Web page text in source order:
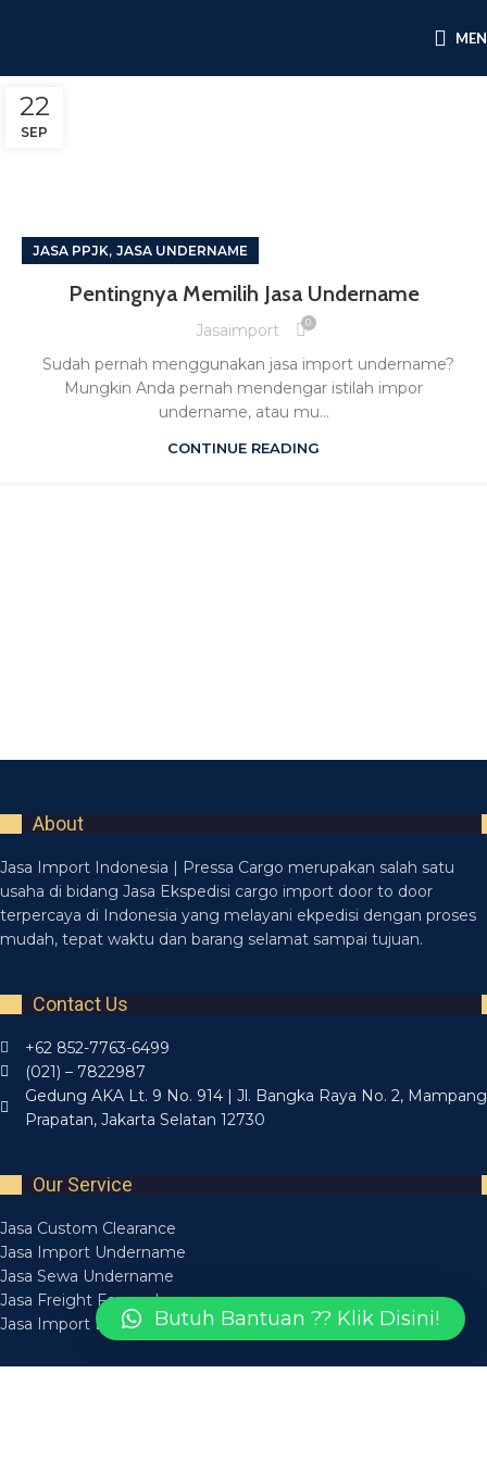
22
SEP
JASA PPJK, JASA UNDERNAME
Pentingnya Memilih Jasa Undername
Jasaimport 0
Sudah pernah menggunakan jasa import undername?
Mungkin Anda pernah mendengar istilah impor
undername, atau mu...
CONTINUE READING
About
Jasa Import Indonesia | Pressa Cargo merupakan salah satu
usaha di bidang Jasa Ekspedisi cargo import door to door
terpercaya di Indonesia yang melayani ekpedisi dengan proses
mudah, tepat waktu dan barang selamat sampai tujuan.
Contact Us
+62 852-7763-6499
(021) – 7822987
Gedung AKA Lt. 9 No. 914 | Jl. Bangka Raya No. 2, Mampang
Prapatan, Jakarta Selatan 12730
Our Service
Jasa Custom Clearance
Jasa Import Undername
Jasa Sewa Undername
Jasa Freight Forwarder
Jasa Import BoronganButuh Bantuan ?? Klik Disini!